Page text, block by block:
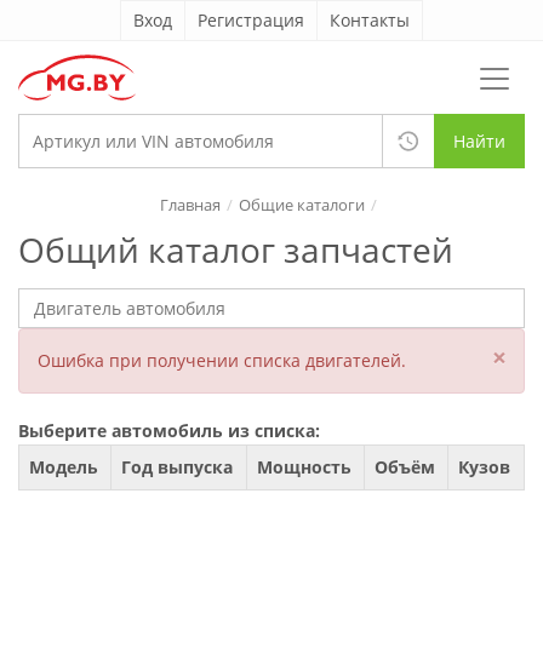
Вход Регистрация Контакты
Найти
Общий каталог запчастей
Главная Общие каталоги
Ошибка при получении списка двигателей. ×
Выберите автомобиль из списка:
Модель
Год выпуска Мощность Объём Кузов